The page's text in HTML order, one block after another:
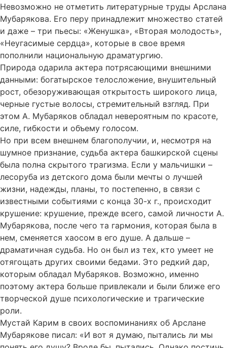
Невозможно не отметить литературные труды Арслана
Мубарякова. Его перу принадлежит множество статей
и даже – три пьесы: «Женушка», «Вторая молодость»,
«Неугасимые сердца», которые в свое время
пополнили национальную драматургию.
Природа одарила актера потрясающими внешними
данными: богатырское телосложение, внушительный
рост, обезоруживающая открытость широкого лица,
черные густые волосы, стремительный взгляд. При
этом А. Мубаряков обладал невероятным по красоте,
силе, гибкости и объему голосом.
Но при всем внешнем благополучии, и, несмотря на
шумное признание, судьба актера башкирской сцены
была полна скрытого трагизма. Если у мальчишки –
лесоруба из детского дома были мечты о лучшей
жизни, надежды, планы, то постепенно, в связи с
известными событиями с конца 30-х г., происходит
крушение: крушение, прежде всего, самой личности А.
Мубарякова, после чего та гармония, которая была в
нем, сменяется хаосом в его душе. А дальше –
драматичная судьба. Но он был из тех, кто умеет не
отягощать других своими бедами. Это редкий дар,
которым обладал Мубаряков. Возможно, именно
поэтому актера больше привлекали и были ближе его
творческой душе психологические и трагические
роли.
Мустай Карим в своих воспоминаниях об Арслане
Мубарякове писал: «И вот я думаю, пытались ли мы